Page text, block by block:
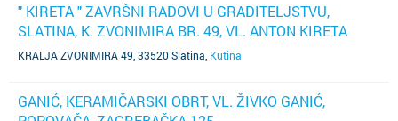
" KIRETA " ZAVRŠNI RADOVI U GRADITELJSTVU,
SLATINA, K. ZVONIMIRA BR. 49, VL. ANTON KIRETA
KRALJA ZVONIMIRA 49, 33520 Slatina Kutina
GANIĆ, KERAMIČARSKI OBRT, VL. ŽIVKO GANIĆ,